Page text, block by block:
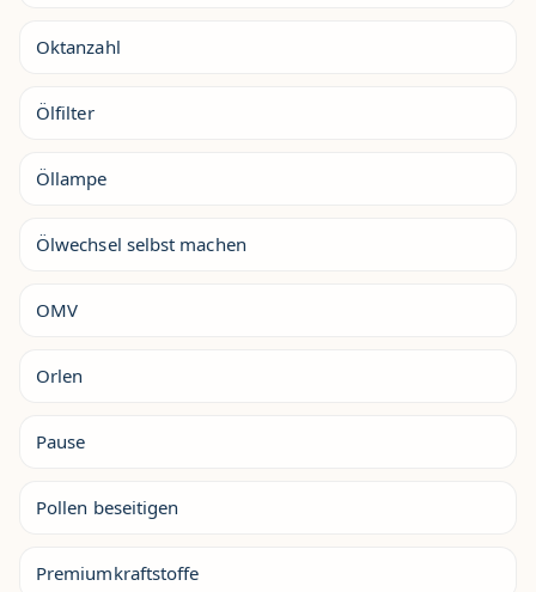
Oktanzahl
Ölfilter
Öllampe
Ölwechsel selbst machen
OMV
Orlen
Pause
Pollen beseitigen
Premiumkraftstoffe